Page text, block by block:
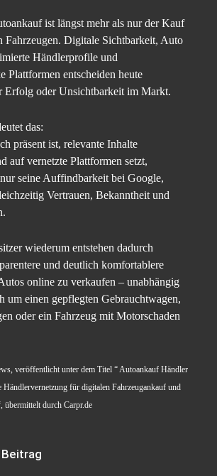
ist längst mehr als nur der Kauf
Fahrzeugen. Digitale Sichtbarkeit, Auto
Händlerprofile und
Plattformen entscheiden heute
Erfolg oder Unsichtbarkeit im Markt.
das:
präsent ist, relevante Inhalte
auf vernetzte Plattformen setzt,
seine Auffindbarkeit bei Google,
Vertrauen, Bekanntheit und
wiederum entstehen dadurch
und deutlich komfortablere
online zu verkaufen – unabhängig
um einen gepflegten Gebrauchtwagen,
oder ein Fahrzeug mit Motorschaden
veröffentlicht unter dem Titel “ Autoankauf Händler
Händlervernetzung für digitalen Fahrzeugankauf und
übermittelt durch Carpr.de